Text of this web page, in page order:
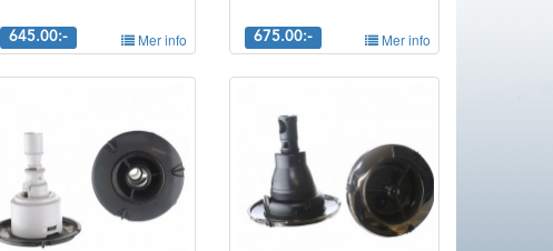
645.00:- Mer info 675.00:- Mer info